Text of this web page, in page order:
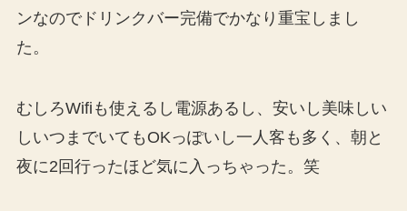
ンなのでドリンクバー完備でかなり重宝しまし
た。
むしろWifiも使えるし電源あるし、安いし美味しい
しいつまでいてもOKっぽいし一人客も多く、朝と
夜に2回行ったほど気に入っちゃった。笑